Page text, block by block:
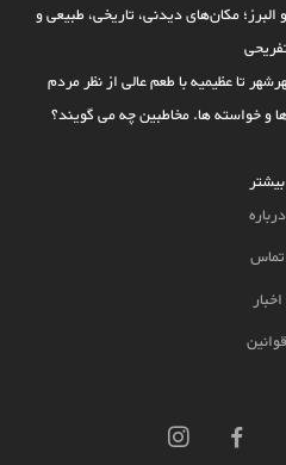
مکان‌های دیدنی، تاریخی، طبیعی و
تا عظیمیه با طعم عالی از نظر مردم
و خواسته ها. مخاطبین چه می گویند؟
بیشتر
درباره
تماس
اخبار
قوانین